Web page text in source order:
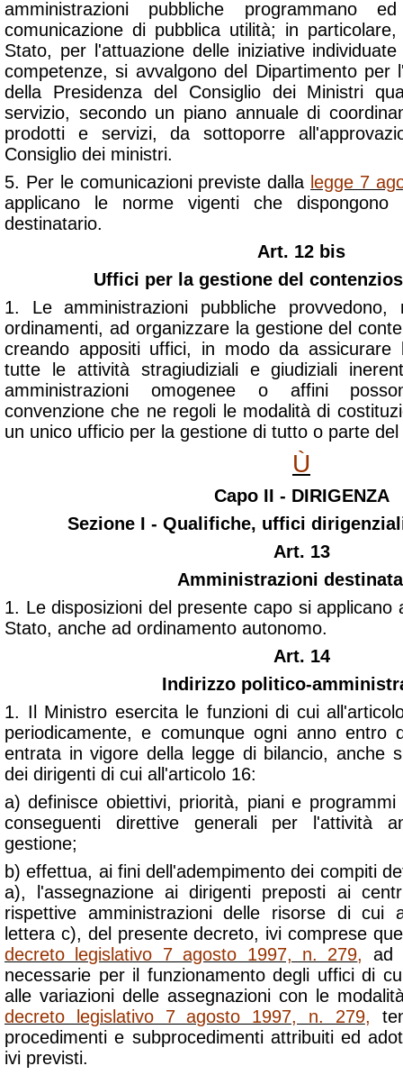
amministrazioni pubbliche programmano
comunicazione di pubblica utilità; in
Stato, per l'attuazione delle iniziative
competenze, si avvalgono del Dipartimento per
della Presidenza del Consiglio dei Ministri
servizio, secondo un piano annuale di
prodotti e servizi, da sottoporre
Consiglio dei ministri.
5. Per le comunicazioni previste dalla legge 7
applicano le norme vigenti che
destinatario.
Art. 12 bis
Uffici per la gestione del
1. Le amministrazioni pubbliche provvedono,
ordinamenti, ad organizzare la gestione del
creando appositi uffici, in modo da assicurare
tutte le attività stragiudiziali e giudiziali
amministrazioni omogenee o affini
convenzione che ne regoli le modalità di
un unico ufficio per la gestione di tutto o parte
Ù
Capo II - DIRIGENZA
Sezione I - Qualifiche, uffici
Art. 13
Amministrazioni
1. Le disposizioni del presente capo si applicano
Stato, anche ad ordinamento autonomo.
Art. 14
Indirizzo politico-
1. Il Ministro esercita le funzioni di cui
periodicamente, e comunque ogni anno entro
entrata in vigore della legge di bilancio, anche
dei dirigenti di cui all'articolo 16:
a) definisce obiettivi, priorità, piani e
conseguenti direttive generali per l'attività
gestione;
b) effettua, ai fini dell'adempimento dei compiti
a), l'assegnazione ai dirigenti preposti ai
rispettive amministrazioni delle risorse di cui
lettera c), del presente decreto, ivi comprese
decreto legislativo 7 agosto 1997, n. 279,
ad
necessarie per il funzionamento degli uffici di
alle variazioni delle assegnazioni con le
decreto legislativo 7 agosto 1997, n. 279,
procedimenti e subprocedimenti attribuiti ed
ivi previsti.